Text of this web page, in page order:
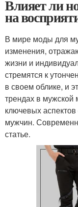
Влияет ли
на
В мире моды для
изменения,
жизни и
стремятся к
в своем облике, и
трендах в мужской
ключевых
мужчин.
статье.